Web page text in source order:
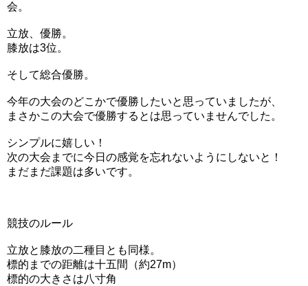
会。
立放、優勝。
膝放は3位。
そして総合優勝。
今年の大会のどこかで優勝したいと思っていましたが、
まさかこの大会で優勝するとは思っていませんでした。
シンプルに嬉しい！
次の大会までに今日の感覚を忘れないようにしないと！
まだまだ課題は多いです。
競技のルール
立放と膝放の二種目とも同様。
標的までの距離は十五間（約27m）
標的の大きさは八寸角